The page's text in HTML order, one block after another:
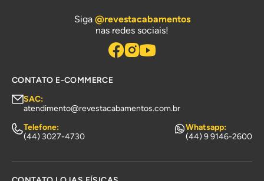
Siga @revestacabamentos
nas redes sociais!
CONTATO E-COMMERCE
SAC:
atendimento@revestacabamentos.com.br
Telefone:
(44) 3027-4730
Whatsapp:
(44) 9 9146-2600